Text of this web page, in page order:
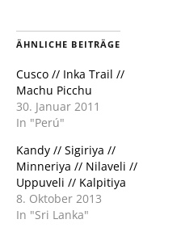
in
neuem
Fenster
in
neuem
Fenster
ÄHNLICHE BEITRÄGE
Cusco // Inka Trail //
Machu Picchu
30. Januar 2011
In "Perú"
Kandy // Sigiriya //
Minneriya // Nilaveli //
Uppuveli // Kalpitiya
8. Oktober 2013
In "Sri Lanka"